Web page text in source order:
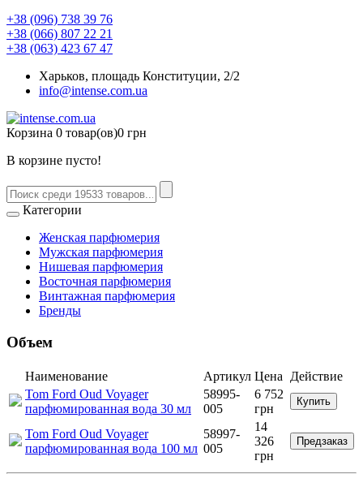
+38 (096) 738 39 76
+38 (066) 807 22 21
+38 (063) 423 67 47
Харьков, площадь Конституции, 2/2
info@intense.com.ua
Корзина 0 товар(ов)0 грн
В корзине пусто!
Категории
Женская парфюмерия
Мужская парфюмерия
Нишевая парфюмерия
Восточная парфюмерия
Винтажная парфюмерия
Бренды
Объем
Наименование Артикул Цена
Действие
Tom Ford Oud Voyager
парфюмированная вода 30 мл
58995-
005
6 752
грн
Купить
Tom Ford Oud Voyager
парфюмированная вода 100 мл
58997-
005
14
326
грн
Предзаказ